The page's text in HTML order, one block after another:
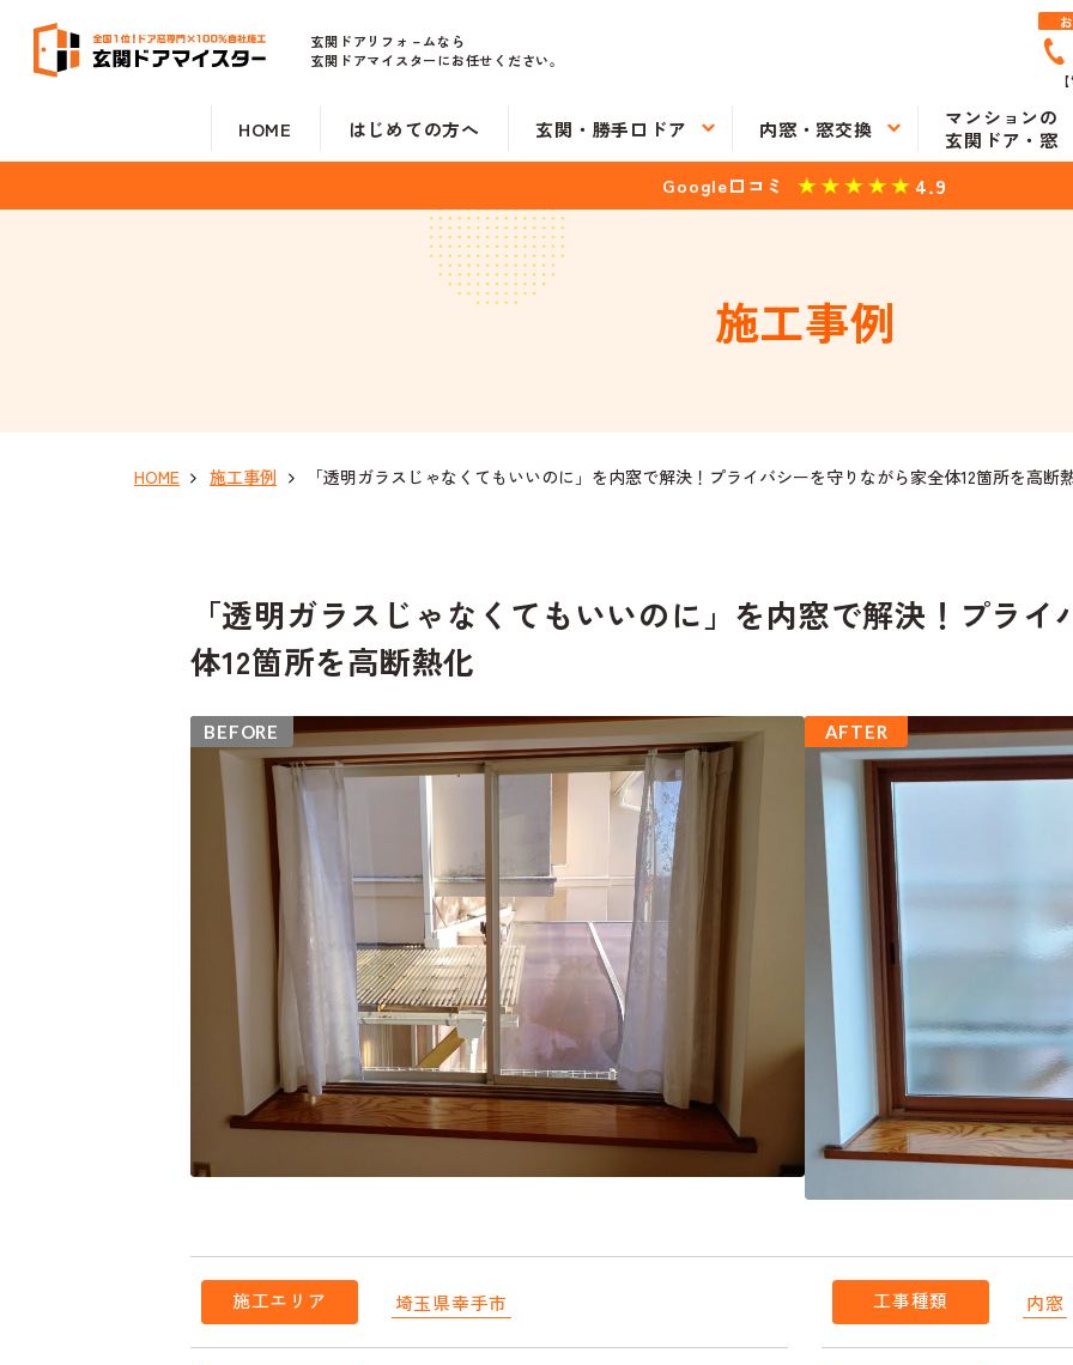
玄関ドアリフォ－ムなら
玄関ドアマイスターにお任せください。
HOME はじめての方へ 玄関・勝手口ドア 内窓・窓交換
マンションの
玄関ドア・窓
Google口コミ
4.9
施工事例
HOME 施工事例 「透明ガラスじゃなくてもいいのに」を内窓で解決！プライバシーを守りながら家全体12箇所を高断
「透明ガラスじゃなくてもいいのに」を内窓で解決！プラ
体12箇所を高断熱化
BEFORE AFTER
施工エリア 埼玉県幸手市 工事種類 内窓